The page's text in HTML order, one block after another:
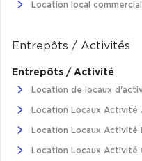
Location local
Entrepôts / Activités
Entrepôts / Activité
Location de locaux
Location Locaux Activité
Location Locaux Activité
Location Locaux Activité